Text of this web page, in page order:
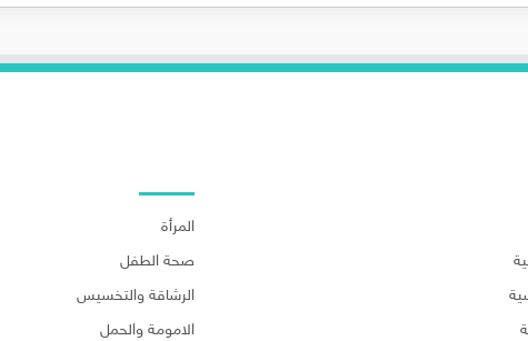
المرأة
صحة الطفل
الرشاقة والتخسيس
الامومة والحمل